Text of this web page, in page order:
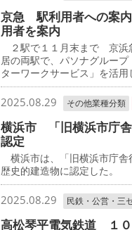
京急 駅利用者への案
用者を案内
２駅で１１月末まで 京浜
居の両駅で、パソナグルー
ターワークサービス」を活用
2025.08.29 その他業種分類
横浜市 「旧横浜市庁
認定
横浜市は、「旧横浜市庁舎
歴史的建造物に認定した。
2025.08.29 民鉄・公営・三
高松琴平電気鉄道 １